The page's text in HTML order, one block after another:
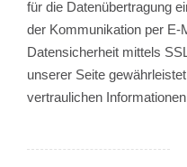
für die Datenübertragung
der Kommunikation per E-
Datensicherheit mittels
unserer Seite
vertraulichen